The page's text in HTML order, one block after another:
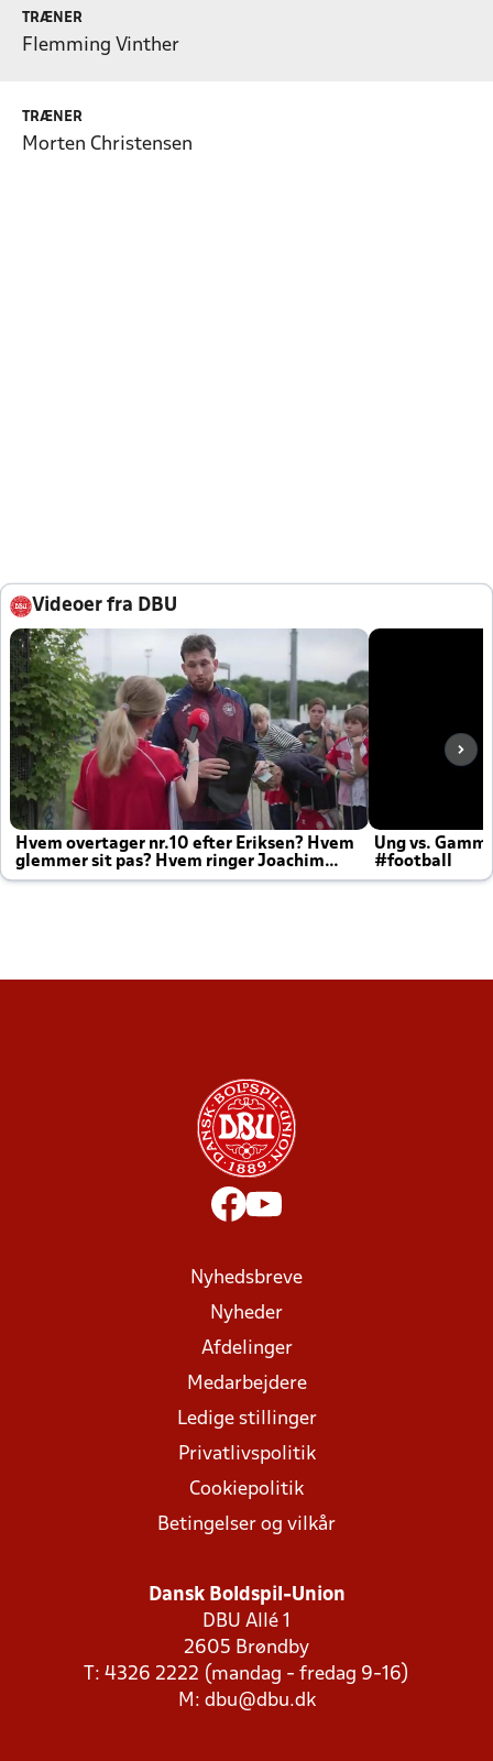
TRÆNER
Flemming Vinther
TRÆNER
Morten Christensen
Videoer fra DBU
Hvem overtager nr.10 efter Eriksen? Hvem
glemmer sit pas? Hvem ringer Joachim
altid til efter kampe?
Ung vs.
#football
Nyhedsbreve
Nyheder
Afdelinger
Medarbejdere
Ledige stillinger
Privatlivspolitik
Cookiepolitik
Betingelser og vilkår
Dansk Boldspil-Union
DBU Allé 1
2605 Brøndby
T: 4326 2222 (mandag - fredag 9-16)
M: dbu@dbu.dk